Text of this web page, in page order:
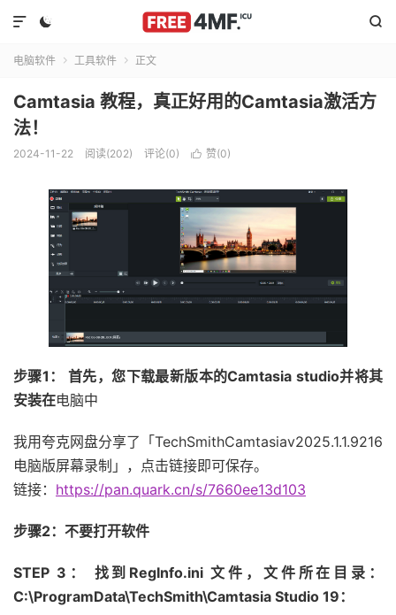
 

电脑软件  工具软件  正文
Camtasia 教程，真正好用的Camtasia激活方
法！
2024-11-22 阅读(202) 评论(0)  赞(0)
步骤1： 首先，您下载最新版本的Camtasia studio并将其
安装在电脑中
我用夸克网盘分享了「TechSmithCamtasiav2025.1.1.9216
电脑版屏幕录制」，点击链接即可保存。
链接： https://pan.quark.cn/s/7660ee13d103
步骤2：不要打开软件
STEP 3： 找到RegInfo.ini 文件，文件所在目录：
C:\ProgramData\TechSmith\Camtasia Studio 19：